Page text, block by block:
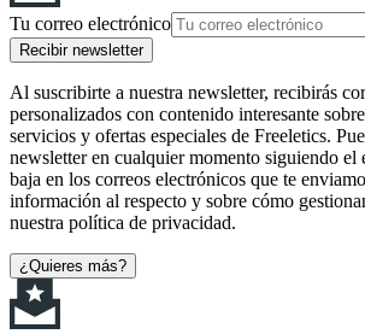
Tu correo electrónico
Recibir newsletter
Al suscribirte a nuestra newsletter, recibirás
personalizados con contenido interesante
servicios y ofertas especiales de Freeletics.
newsletter en cualquier momento siguiendo el
baja en los correos electrónicos que te
información al respecto y sobre cómo
nuestra política de privacidad.
¿Quieres más?